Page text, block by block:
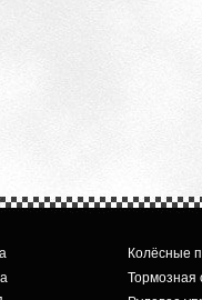
Колёсные
Тормозная